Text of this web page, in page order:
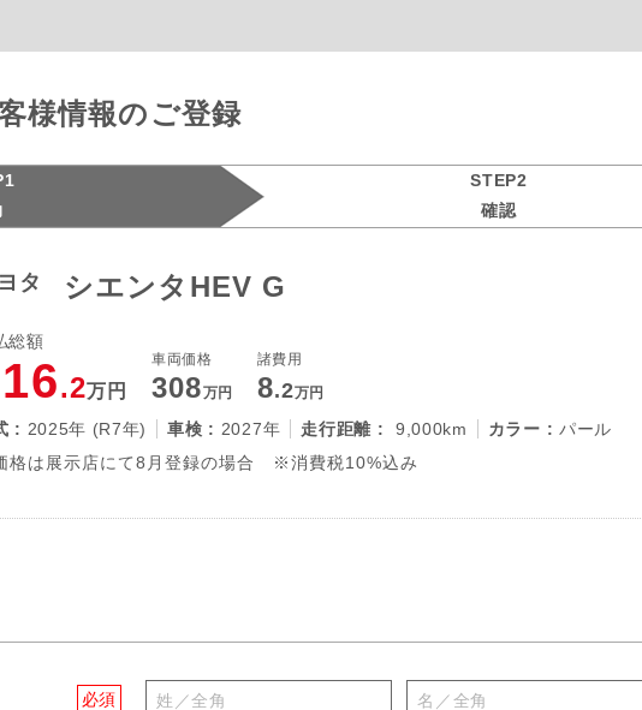
様情報のご登録
STEP2
確認
タ シエンタHEV G
総額
.2万円
車両価格
308万円
諸費用
8.2万円
: 2025年 (R7年) 車検 : 2027年 走行距離 : 9,000km カラー : パール
格は展示店にて8月登録の場合 ※消費税10%込み
必須